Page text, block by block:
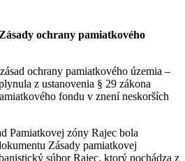
ochrany pamiatkového
ochrany pamiatkového územia –
z ustanovenia § 29 zákona
fondu v znení neskorších
Pamiatkovej zóny Rajec bola
Zásady pamiatkovej
súbor Rajec, ktorý pochádza z